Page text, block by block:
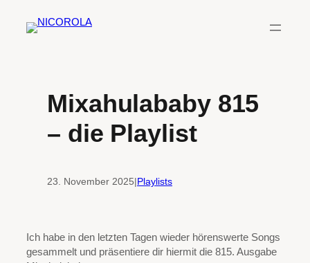
Inhalt
Mixahulababy 815
– die Playlist
23. November 2025|Playlists
Ich habe in den letzten Tagen wieder hörenswerte Songs
gesammelt und präsentiere dir hiermit die 815. Ausgabe